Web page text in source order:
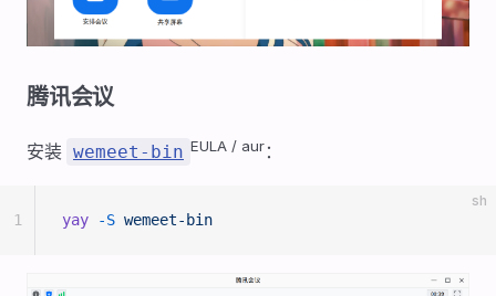
腾讯会议
安装 wemeet-bin EULA / aur：
sh
yay -S wemeet-bin
1